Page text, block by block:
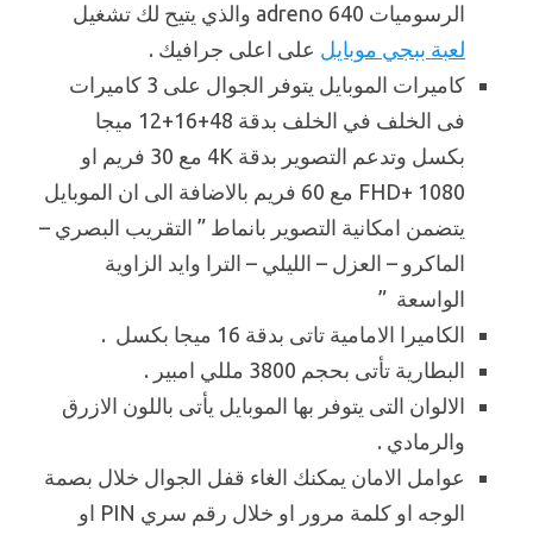
الرسوميات adreno 640 والذي يتيح لك تشغيل
لعبة ببجي موبايل على اعلى جرافيك .
كاميرات الموبايل يتوفر الجوال على 3 كاميرات
فى الخلف في الخلف بدقة 48+16+12 ميجا
بكسل وتدعم التصوير بدقة 4K مع 30 فريم او
FHD+ 1080 مع 60 فريم بالاضافة الى ان الموبايل
يتضمن امكانية التصوير بانماط ” التقريب البصري –
الماكرو – العزل – الليلي – الترا وايد الزاوية
الواسعة ”
الكاميرا الامامية تاتى بدقة 16 ميجا بكسل .
البطارية تأتى بحجم 3800 مللي امبير .
الالوان التى يتوفر بها الموبايل يأتى باللون الازرق
والرمادي .
عوامل الامان يمكنك الغاء قفل الجوال خلال بصمة
الوجه او كلمة مرور او خلال رقم سري PIN او